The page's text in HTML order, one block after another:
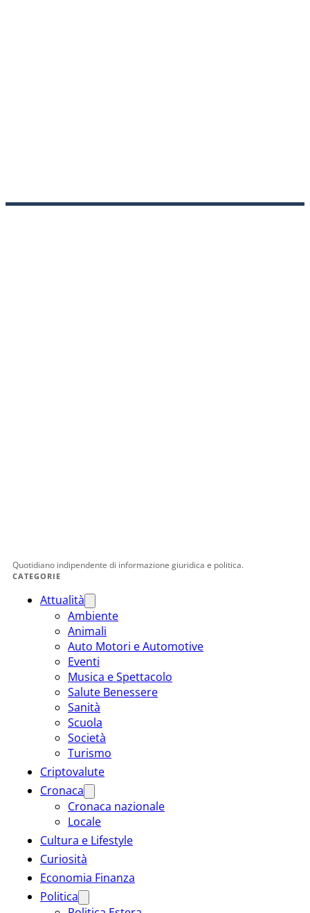
Quotidiano indipendente di informazione giuridica e politica.
CATEGORIE
Attualità
Ambiente
Animali
Auto Motori e Automotive
Eventi
Musica e Spettacolo
Salute Benessere
Sanità
Scuola
Società
Turismo
Criptovalute
Cronaca
Cronaca nazionale
Locale
Cultura e Lifestyle
Curiosità
Economia Finanza
Politica